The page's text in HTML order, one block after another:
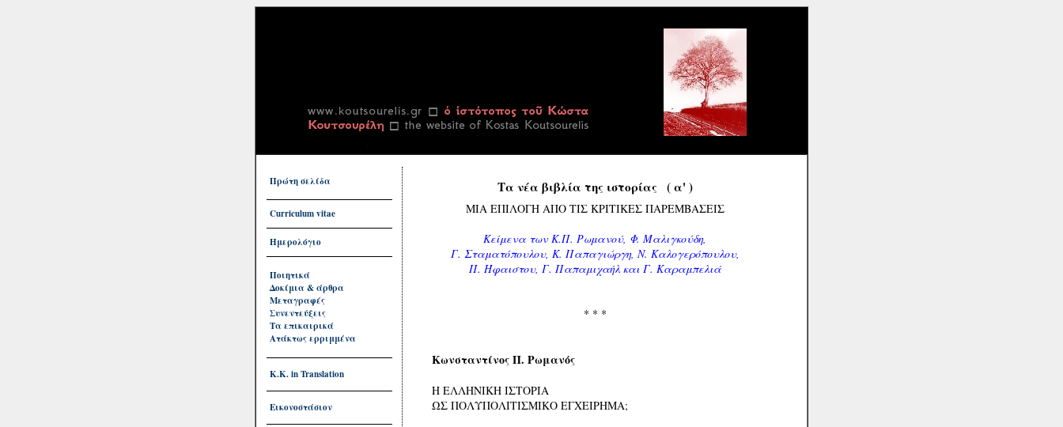
Πρώτη σελίδα
Curriculum vitae
Ημερολόγιο
Ποιητικά
Δοκίμια & άρθρα
Μεταγραφές
Συνεντεύξεις
Τα επικαιρικά
Ατάκτως ερριμμένα
Κ.Κ. in Translation
Εικονοστάσιον
Τα νέα βιβλία της ιστορίας ( α' )
ΜΙΑ ΕΠΙΛΟΓΗ ΑΠΟ ΤΙΣ ΚΡΙΤΙΚΕΣ ΠΑΡΕΜΒΑΣΕΙΣ
Κείμενα των Κ.Π. Ρωμανού, Φ. Μαλιγκούδη,
Γ. Σταματόπουλου, Κ. Παπαγιώργη, Ν. Καλογερόπουλου,
Π. Ήφαιστου, Γ. Παπαμιχαήλ και Γ. Καραμπελιά
* * *
Κωνσταντίνος Π. Ρωμανός
Η ΕΛΛΗΝΙΚΗ ΙΣΤΟΡΙΑ
ΩΣ ΠΟΛΥΠΟΛΙΤΙΣΜΙΚΟ ΕΓΧΕΙΡΗΜΑ;